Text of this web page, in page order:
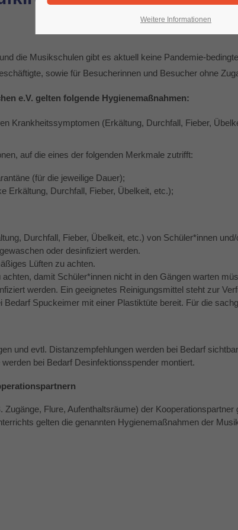
die Musikschulen gibt es aktuell keine Pandemie-
sowie für Besucherinnen und Besucher ohne
e.V. gelten folgende Hygienemaßnahmen:
Krankheitssymptomen (Erkältung, Durchfall, Fieber,
auf die eines der folgenden Merkmale zutrifft:
(für die jeweilige Dauer);
Erkältung, Durchfall, Fieber, Übelkeit, etc.);
Durchfall, Fieber, Übelkeit, etc.) von Schüler*innen
oder desinfiziert werden.
Lüften zu achten.
damit Schüler*innen nicht in den Gängen warten
werden. Ein geeignetes Reinigungsmittel steht zur
Spuckeimer mit einer Plastiktüte bereit. Für die
und evtl. Distanzempfehlungen werden bei Bedarf
bei Bedarf Desinfektionsspender montiert.
Flure, Aufenthaltsräume) der
gelten die genannten Hygienemaßnahmen der
Weitere Informationen